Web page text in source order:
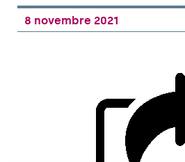
8 novembre 2021